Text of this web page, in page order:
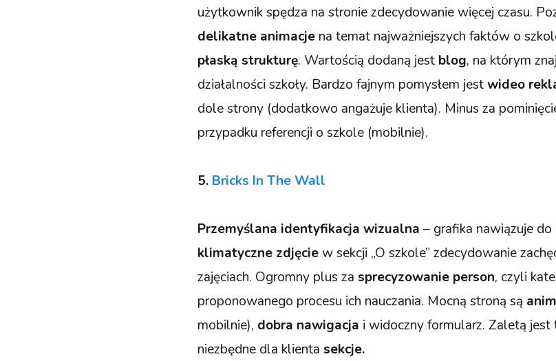
użytkownik spędza na stronie zdecydowanie więcej czasu.
delikatne animacje na temat najważniejszych faktów o
płaską strukturę. Wartością dodaną jest blog, na którym
działalności szkoły. Bardzo fajnym pomysłem jestwideo
dole strony (dodatkowo angażuje klienta). Minus za
przypadku referencji o szkole (mobilnie).
5. Bricks In The Wall
Przemyślana identyfikacja wizualna – grafika nawiązuje do
klimatyczne zdjęciew sekcji „O szkole” zdecydowanie
zajęciach. Ogromny plus za sprecyzowanie person, czyli
proponowanego procesu ich nauczania. Mocną stroną są
mobilnie), dobra nawigacja i widoczny formularz. Zaletą
niezbędne dla klienta sekcje.